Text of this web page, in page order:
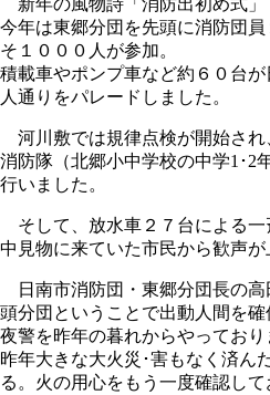
新年の風物詩「消防出初め式」
今年は東郷分団を先頭に消防団
そ１０００人が参加。
積載車やポンプ車など約６０台
人通りをパレードしました。
河川敷では規律点検が開始さ
消防隊（北郷小中学校の中学1･2
行いました。
そして、放水車２７台による一
中見物に来ていた市民から歓声が
日南市消防団・東郷分団長の
頭分団ということで出動人間を確
夜警を昨年の暮れからやってお
昨年大きな大火災･害もなく済ん
る。火の用心をもう一度確認し